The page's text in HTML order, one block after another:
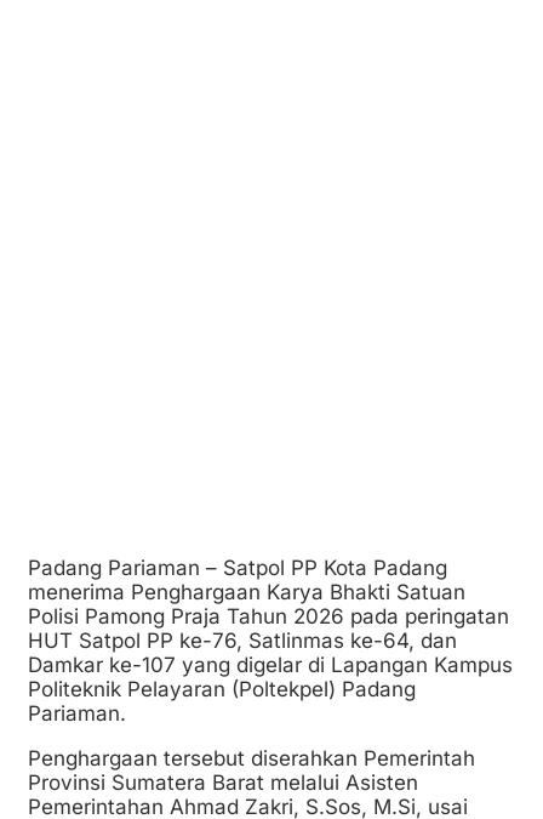
Padang Pariaman – Satpol PP Kota Padang
menerima Penghargaan Karya Bhakti Satuan
Polisi Pamong Praja Tahun 2026 pada peringatan
HUT Satpol PP ke-76, Satlinmas ke-64, dan
Damkar ke-107 yang digelar di Lapangan Kampus
Politeknik Pelayaran (Poltekpel) Padang
Pariaman.
Penghargaan tersebut diserahkan Pemerintah
Provinsi Sumatera Barat melalui Asisten
Pemerintahan Ahmad Zakri, S.Sos, M.Si, usai